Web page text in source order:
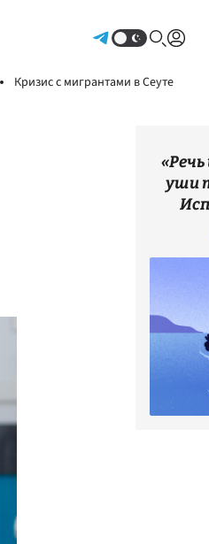
Кризис с мигрантами в Сеуте
уши